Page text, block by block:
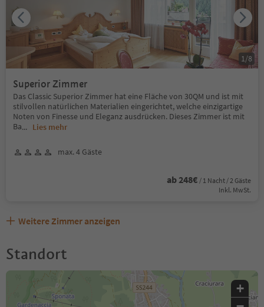
Superior Zimmer
Das Classic Superior Zimmer hat eine Fläche von 30QM und ist mit
stilvollen natürlichen Materialien eingerichtet, welche einzigartige
Noten von Finesse und Eleganz ausdrücken. Dieses Zimmer ist mit
Ba... Lies mehr
max. 4 Gäste
ab 248€ / 1 Nacht / 2 Gäste
Inkl. MwSt.
1/8
Weitere Zimmer anzeigen
Standort
+